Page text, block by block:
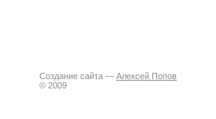
Создание сайта — Алексей Попов
© 2009